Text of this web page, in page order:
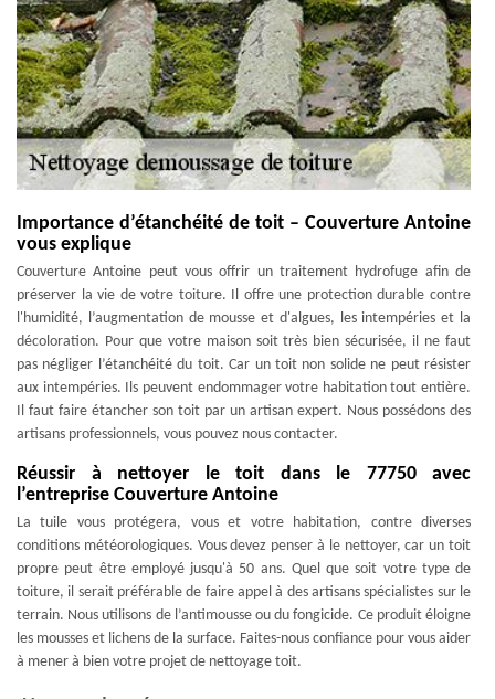
Importance d’étanchéité de toit – Couverture Antoine
vous explique
Couverture Antoine peut vous offrir un traitement hydrofuge afin de
préserver la vie de votre toiture. Il offre une protection durable contre
l'humidité, l’augmentation de mousse et d'algues, les intempéries et la
décoloration. Pour que votre maison soit très bien sécurisée, il ne faut
pas négliger l’étanchéité du toit. Car un toit non solide ne peut résister
aux intempéries. Ils peuvent endommager votre habitation tout entière.
Il faut faire étancher son toit par un artisan expert. Nous possédons des
artisans professionnels, vous pouvez nous contacter.
Réussir à nettoyer le toit dans le 77750 avec
l’entreprise Couverture Antoine
La tuile vous protégera, vous et votre habitation, contre diverses
conditions météorologiques. Vous devez penser à le nettoyer, car un toit
propre peut être employé jusqu'à 50 ans. Quel que soit votre type de
toiture, il serait préférable de faire appel à des artisans spécialistes sur le
terrain. Nous utilisons de l’antimousse ou du fongicide. Ce produit éloigne
les mousses et lichens de la surface. Faites-nous confiance pour vous aider
à mener à bien votre projet de nettoyage toit.